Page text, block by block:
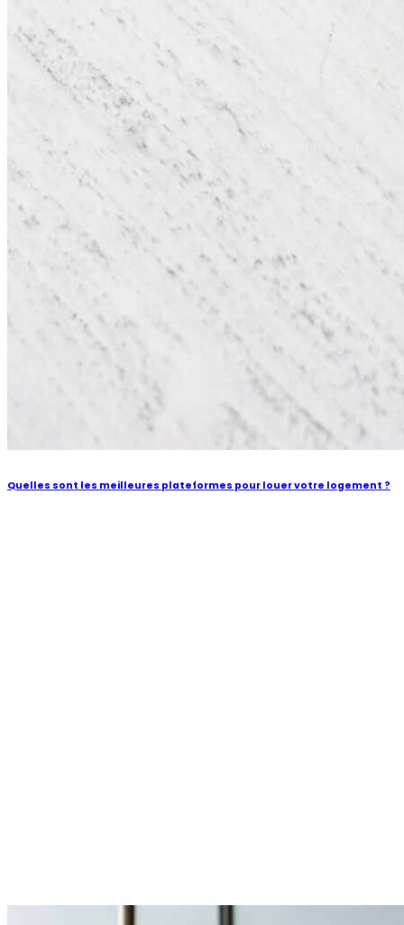
Quelles sont les meilleures plateformes pour louer votre logement ?